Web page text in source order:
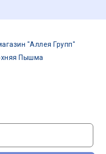
"Аллея Групп"
Пышма